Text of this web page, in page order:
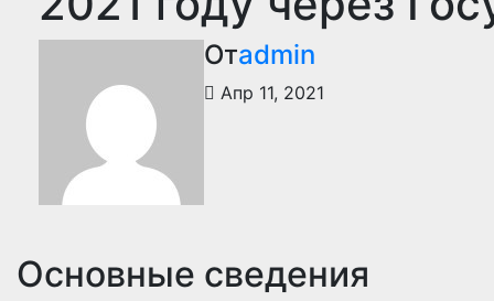
Отadmin
Апр 11, 2021
Основные сведения